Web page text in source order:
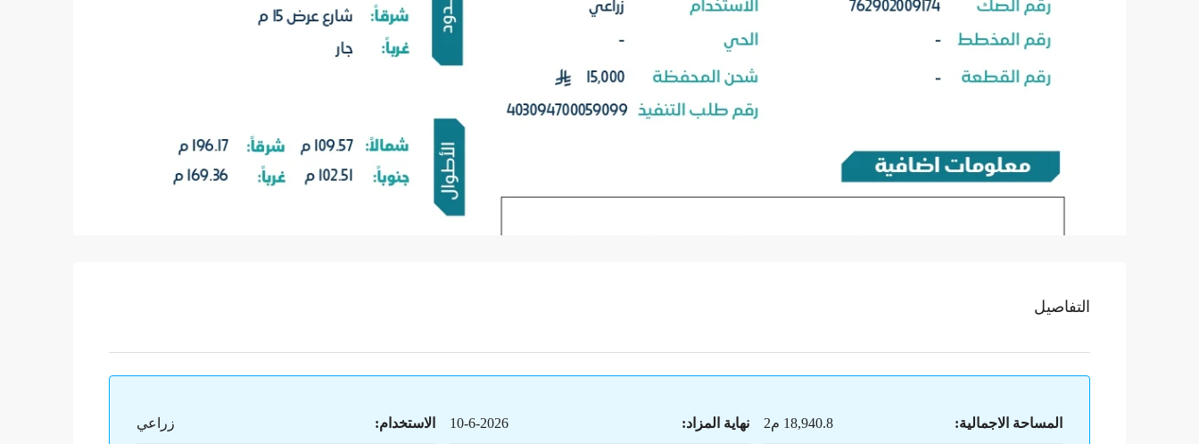
التفاصيل
المساحة الاجمالية: 18,940.8 م2 نهاية المزاد: 10-6-2026 الاستخدام: زراعي